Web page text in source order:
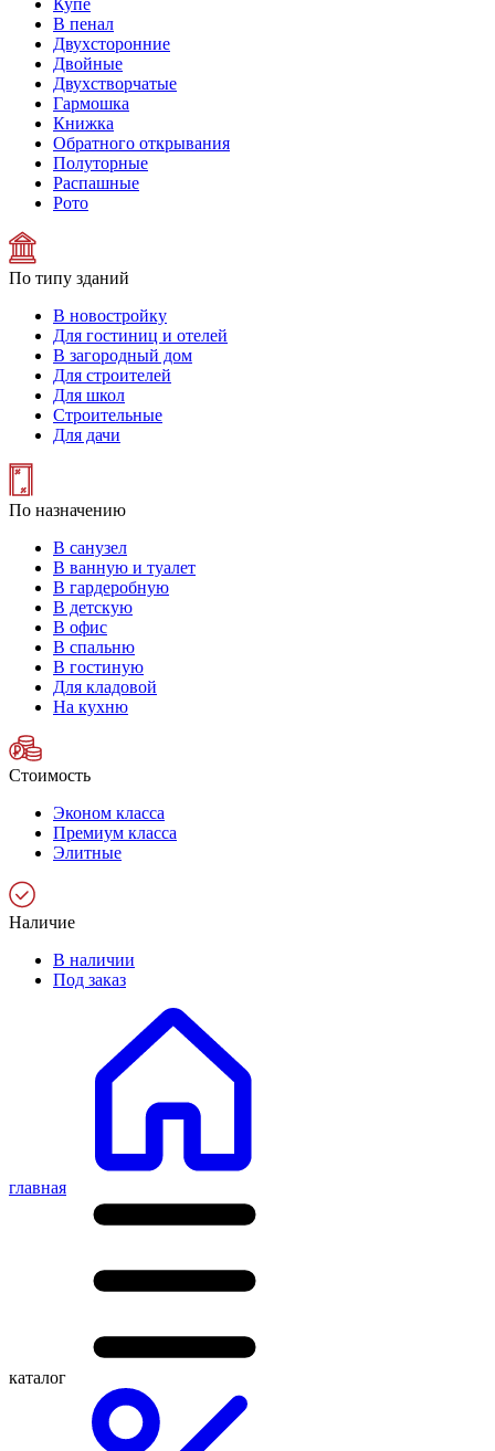
Купе
В пенал
Двухсторонние
Двойные
Двухстворчатые
Гармошка
Книжка
Обратного открывания
Полуторные
Распашные
Рото
По типу зданий
В новостройку
Для гостиниц и отелей
В загородный дом
Для строителей
Для школ
Строительные
Для дачи
По назначению
В санузел
В ванную и туалет
В гардеробную
В детскую
В офис
В спальню
В гостиную
Для кладовой
На кухню
Стоимость
Эконом класса
Премиум класса
Элитные
Наличие
В наличии
Под заказ
главная
каталог